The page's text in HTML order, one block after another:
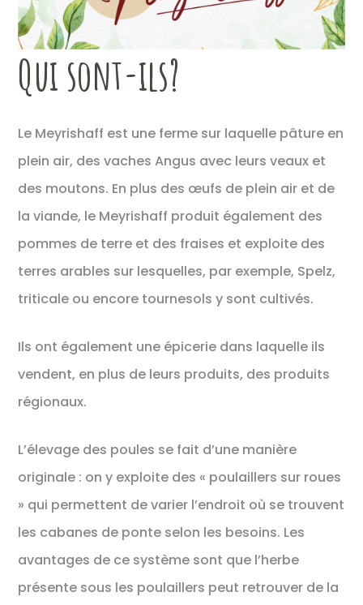
Qui sont-ils?
Le Meyrishaff est une ferme sur laquelle pâture en
plein air, des vaches Angus avec leurs veaux et
des moutons. En plus des œufs de plein air et de
la viande, le Meyrishaff produit également des
pommes de terre et des fraises et exploite des
terres arables sur lesquelles, par exemple, Spelz,
triticale ou encore tournesols y sont cultivés.
Ils ont également une épicerie dans laquelle ils
vendent, en plus de leurs produits, des produits
régionaux.
L’élevage des poules se fait d’une manière
originale : on y exploite des « poulaillers sur roues
» qui permettent de varier l’endroit où se trouvent
les cabanes de ponte selon les besoins. Les
avantages de ce système sont que l’herbe
présente sous les poulaillers peut retrouver de la